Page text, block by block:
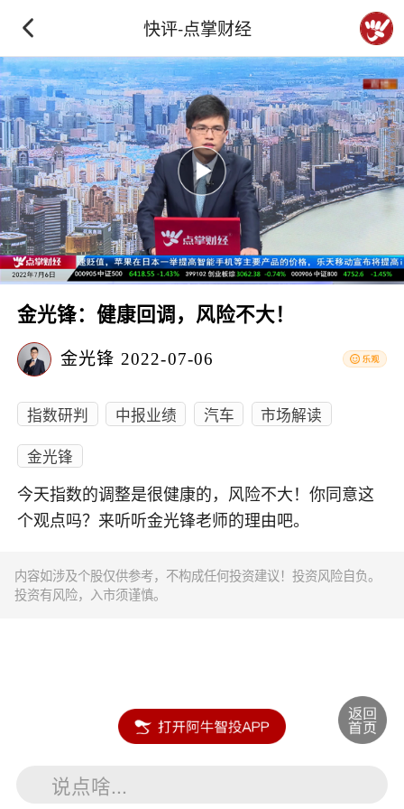
快评-点掌财经
金光锋：健康回调，风险不大！
金光锋 2022-07-06
指数研判 中报业绩 汽车
市场解读
金光锋
今天指数的调整是很健康的，风险不大！你同意这
个观点吗？来听听金光锋老师的理由吧。
内容如涉及个股仅供参考，不构成任何投资建议！投资风险自负。
投资有风险，入市须谨慎。
说点啥...